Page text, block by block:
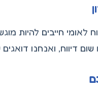
חייבים להיות
דיווח, ואנחנו דואגים